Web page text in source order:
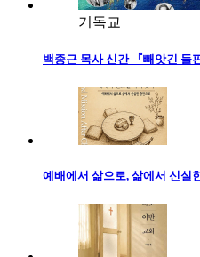
기독교
백종근 목사 신간 『빼앗긴 들
예배에서 삶으로, 삶에서 신실